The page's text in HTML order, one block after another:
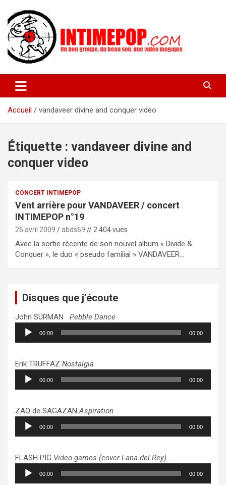
contenu
intimepop.com
actuelles pop rock, post-rock, indé sur Lyon. rock pop concert
lyon
Accueil
vandaveer divine and conquer video
Étiquette : vandaveer divine and
conquer video
CONCERT INTIMEPOP
Vent arrière pour VANDAVEER / concert
INTIMEPOP n°19
26 avril 2009 abds69 // 2 404 vues
Avec la sortie récente de son nouvel album « Divide &
Conquer », le duo « pseudo familial » VANDAVEER…
Disques que j’écoute
John SURMAN Pebble Dance
Lecteur
audio
00:00 00:00
Erik TRUFFAZ Nostalgia
Lecteur
audio
00:00 00:00
ZAO de SAGAZANAspiration
Lecteur
audio
00:00 00:00
FLASH PIG Video games (cover Lana del Rey)
Lecteur
audio
00:00 00:00